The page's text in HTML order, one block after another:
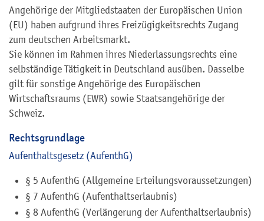
Angehörige der Mitgliedstaaten der Europäischen Union
(EU) haben aufgrund ihres Freizügigkeitsrechts Zugang
zum deutschen Arbeitsmarkt.
Sie können im Rahmen ihres Niederlassungsrechts eine
selbständige Tätigkeit in Deutschland ausüben. Dasselbe
gilt für sonstige Angehörige des Europäischen
Wirtschaftsraums (EWR) sowie Staatsangehörige der
Schweiz.
Rechtsgrundlage
Aufenthaltsgesetz (AufenthG)
§ 5 AufenthG (Allgemeine Erteilungsvoraussetzungen)
§ 7 AufenthG (Aufenthaltserlaubnis)
§ 8 AufenthG (Verlängerung der Aufenthaltserlaubnis)